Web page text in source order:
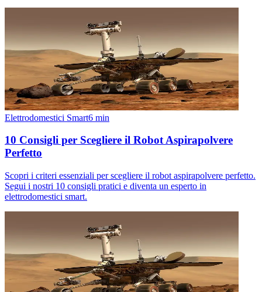
Elettrodomestici Smart6 min
10 Consigli per Scegliere il Robot Aspirapolvere
Perfetto
Scopri i criteri essenziali per scegliere il robot aspirapolvere perfetto.
Segui i nostri 10 consigli pratici e diventa un esperto in
elettrodomestici smart.